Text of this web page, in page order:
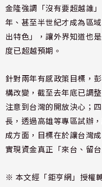
金隆強調「沒有要超越誰
年、甚至半世紀才成為區
出特色」，讓外界知道也
度已超越預期。
針對兩年有感政策目標，
構改變，截至去年底已調
注意到台灣的開放決心；
長，透過高雄等專區試辦
成方面，目標在於讓台灣
實現資金真正「來台、留
※ 本文經「鉅亨網」授權